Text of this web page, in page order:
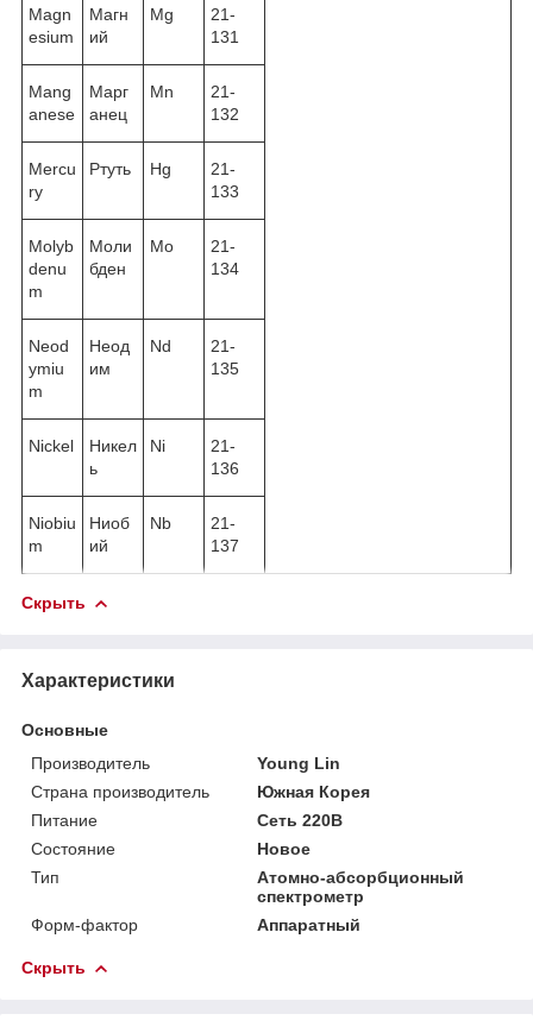
Magn
esium
Магн
ий
Mg
21-
131
Mang
anese
Марг
анец
Mn
21-
132
Mercu
ry
Ртуть Hg
21-
133
Molyb
denu
m
Моли
бден
Mo
21-
134
Neod
ymiu
m
Неод
им
Nd
21-
135
Nickel
Никел
ь
Ni
21-
136
Niobiu
m
Ниоб
ий
Nb
21-
137
Скрыть
Характеристики
Основные
Производитель
Young Lin
Страна производитель
Южная Корея
Питание
Сеть 220В
Состояние
Новое
Тип
Атомно-абсорбционный
спектрометр
Форм-фактор
Аппаратный
Скрыть